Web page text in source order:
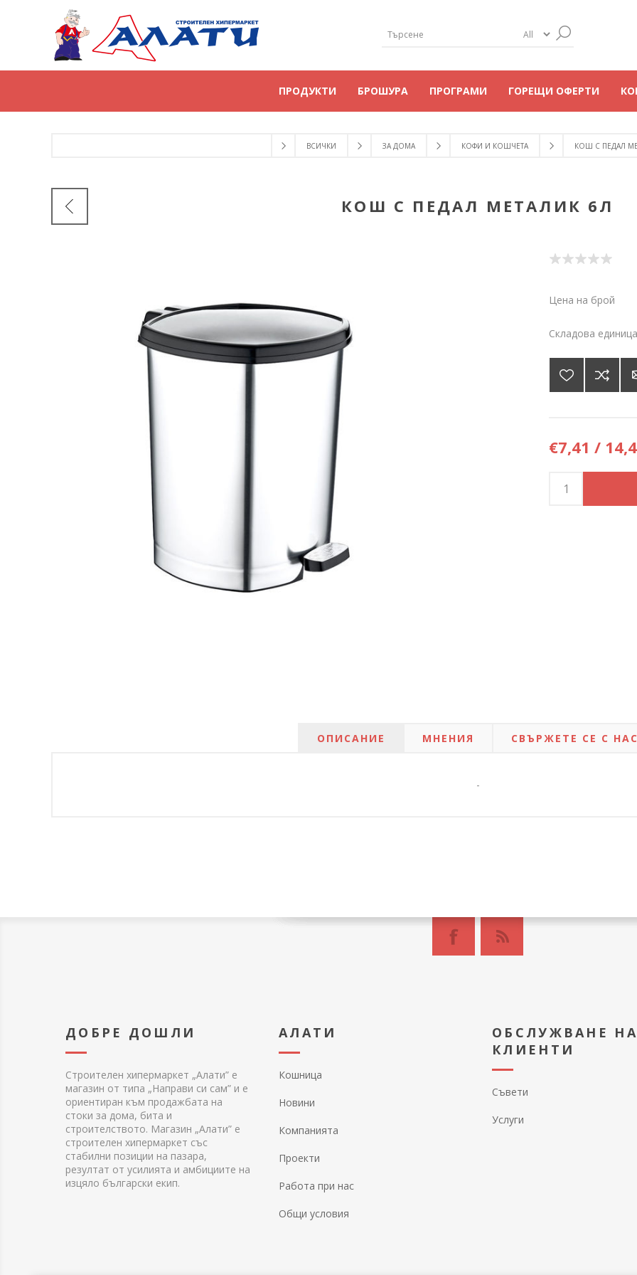
ПРОДУКТИ БРОШУРА ПРОГРАМИ ГОРЕЩИ ОФЕРТИ
ВСИЧКИ ЗА ДОМА КОФИ И КОШЧЕТА КОШ С ПЕДАЛ
КОШ С ПЕДАЛ МЕТАЛИК 6Л
Цена на брой
Складова
€7,41 /
ОПИСАНИЕ МНЕНИЯ СВЪРЖЕТЕ СЕ С
-
ДОБРЕ ДОШЛИ
Строителен хипермаркет „Алати” е
магазин от типа „Направи си сам” и е
ориентиран към продажбата на
стоки за дома, бита и
строителството. Магазин „Алати” е
строителен хипермаркет със
стабилни позиции на пазара,
резултат от усилията и амбициите на
изцяло български екип.
АЛАТИ
Кошница
Новини
Компанията
Проекти
Работа при нас
Общи условия
ОБСЛУЖВАНЕ НА
КЛИЕНТИ
Съвети
Услуги